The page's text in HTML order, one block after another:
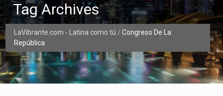
LaVibrante.com - Latina como tú / Congreso De La
República
Tag Archives